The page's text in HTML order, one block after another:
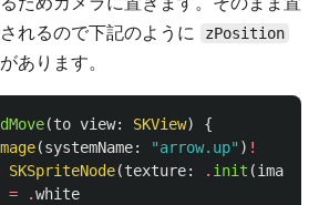
れるので下記のように
zPosition
あります。
(to view: SKView)
{
(systemName: "arrow.up" ) !
SKSpriteNode(texture: . init (image
= .white